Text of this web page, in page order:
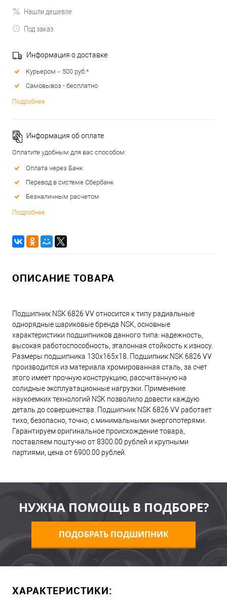
Нашли дешевле
Под заказ
Информация о доставке
Курьером – 500 руб.*
Самовывоз - бесплатно
Подробнее
Информация об оплате
Оплатите удобным для вас способом:
Оплата через Банк
Перевод в системе Сбербанк
Безналичным расчетом
Подробнее
ОПИСАНИЕ ТОВАРА
Подшипник NSK 6826 VV относится к типу радиальные
однорядные шариковые бренда NSK, основные
характеристики подшипников данного типа: надежность,
высокая работоспособность, эталонная стойкость к износу.
Размеры подшипника 130x165x18. Подшипник NSK 6826 VV
производится из материала хромированная сталь, за счет
этого имеет прочную конструкцию, рассчитанную на
солидные эксплуатационные нагрузки. Применение
наукоемких технологий NSK позволило довести каждую
деталь до совершенства. Подшипник NSK 6826 VV работает
тихо, безопасно, точно, с минимальными энергопотерями.
Гарантируем оригинальное происхождение товара,
поставляем поштучно от 8300.00 рублей и крупными
партиями, цена от 6900.00 рублей.
НУЖНА ПОМОЩЬ В ПОДБОРЕ?
ПОДОБРАТЬ ПОДШИПНИК
ХАРАКТЕРИСТИКИ: